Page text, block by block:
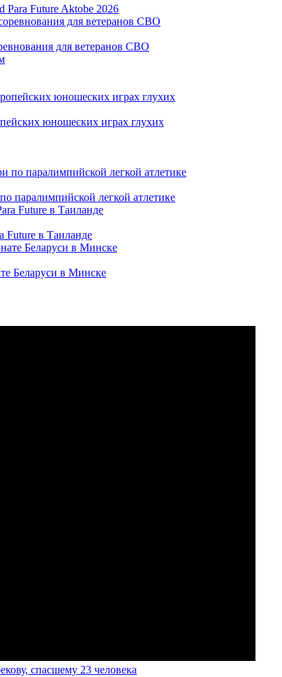
Future Aktobe 2026
для ветеранов СВО
юношеских играх глухих
паралимпийской легкой атлетике
Future в Таиланде
Беларуси в Минске
спасшему 23 человека